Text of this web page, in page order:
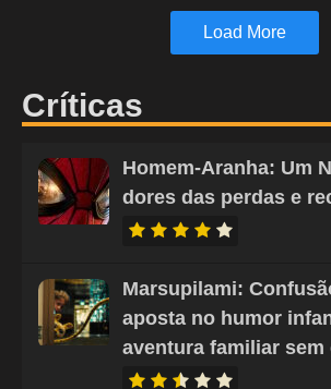
Load More
Críticas
Homem-Aranha: Um
dores das perdas e
Marsupilami:
aposta no humor
aventura familiar